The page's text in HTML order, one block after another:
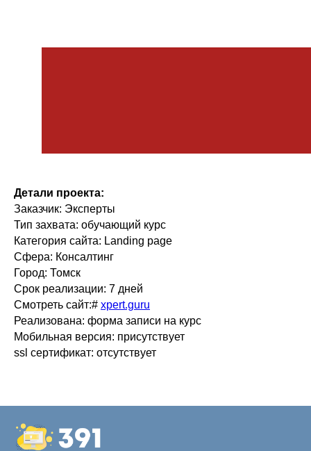
Детали проекта:
Заказчик: Эксперты
Тип захвата: обучающий курс
Категория сайта: Landing page
Сфера: Консалтинг
Город: Томск
Срок реализации: 7 дней
Смотреть сайт:# xpert.guru
Реализована: форма записи на курс
Мобильная версия: присутствует
ssl сертификат: отсутствует